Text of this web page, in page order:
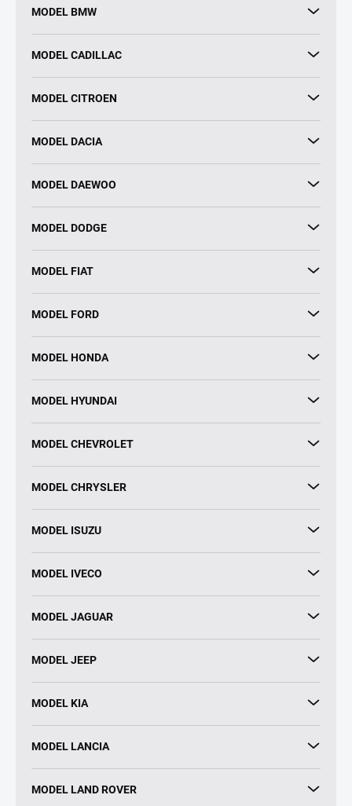
MODEL BMW
MODEL CADILLAC
MODEL CITROEN
MODEL DACIA
MODEL DAEWOO
MODEL DODGE
MODEL FIAT
MODEL FORD
MODEL HONDA
MODEL HYUNDAI
MODEL CHEVROLET
MODEL CHRYSLER
MODEL ISUZU
MODEL IVECO
MODEL JAGUAR
MODEL JEEP
MODEL KIA
MODEL LANCIA
MODEL LAND ROVER